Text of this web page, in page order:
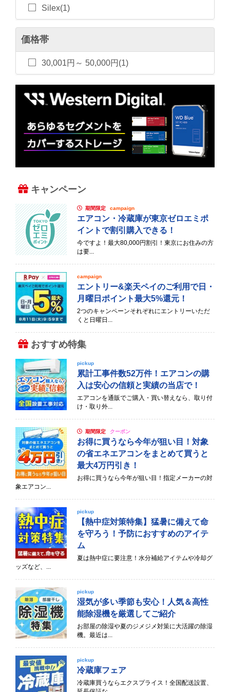
Silex(1)
価格帯
30,001円～ 50,000円(1)
キャンペーン
期間限定 campaign
エアコン・冷蔵庫が東京ゼロエミポ
イントで割引購入できる！
今ですよ！最大80,000円割引！東京にお住みの方
は要...
campaign
エントリー&楽天ペイのご利用で日・
月曜日ポイント最大5%還元！
2つのキャンペーンそれぞれにエントリーいただ
くと日曜日...
おすすめ特集
pickup
累計工事件数52万件！エアコンの購
入は安心の信頼と実績の当店で！
エアコンを通販でご購入・買い替えなら、取り付
け・取り外...
期間限定 クーポン
お得に買うなら今年が狙い目！対象
の省エネエアコンをまとめて買うと
最大4万円引き！
お得に買うなら今年が狙い目！指定メーカーの対
象エアコン...
pickup
【熱中症対策特集】猛暑に備えて命
を守ろう！予防におすすめのアイテ
ム
夏は熱中症に要注意！水分補給アイテムや冷却グ
ッズなど、...
pickup
湿気が多い季節も安心！人気＆高性
能除湿機を厳選してご紹介
お部屋の除湿や夏のジメジメ対策に大活躍の除湿
機。最近は...
pickup
冷蔵庫フェア
冷蔵庫買うならエクスプライス！全国配送設置、